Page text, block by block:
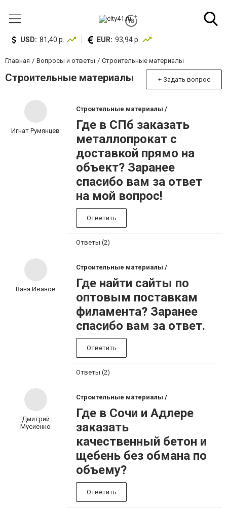
USD: 81,40 р. EUR: 93,94 р.
Главная Вопросы и ответы Строительные материалы
Строительные материалы + Задать вопрос
Игнат Румянцев
Строительные материалы /
Где в СПб заказать
металлопрокат с
доставкой прямо на
объект? Заранее
спасибо вам за ответ
на мой вопрос!
Ответить
Ответы (2)
Ваня Иванов
Строительные материалы /
Где найти сайты по
оптовым поставкам
филамента? Заранее
спасибо вам за ответ.
Ответить
Ответы (2)
Дмитрий
Мусиенко
Строительные материалы /
Где в Сочи и Адлере
заказать
качественный бетон и
щебень без обмана по
объему?
Ответить